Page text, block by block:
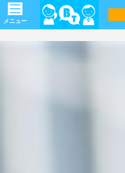
メニュー